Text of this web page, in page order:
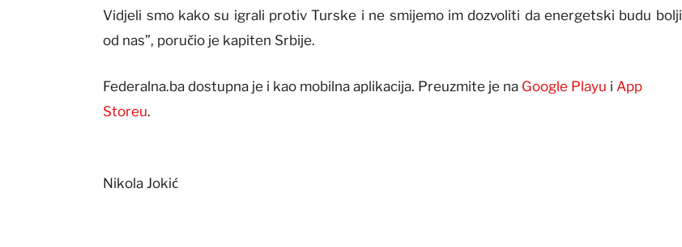
Vidjeli smo kako su igrali protiv Turske i ne smijemo im dozvoliti da energetski budu bolji
od nas”, poručio je kapiten Srbije.
Federalna.ba dostupna je i kao mobilna aplikacija. Preuzmite je na Google Playu iApp
Storeu.
Nikola Jokić